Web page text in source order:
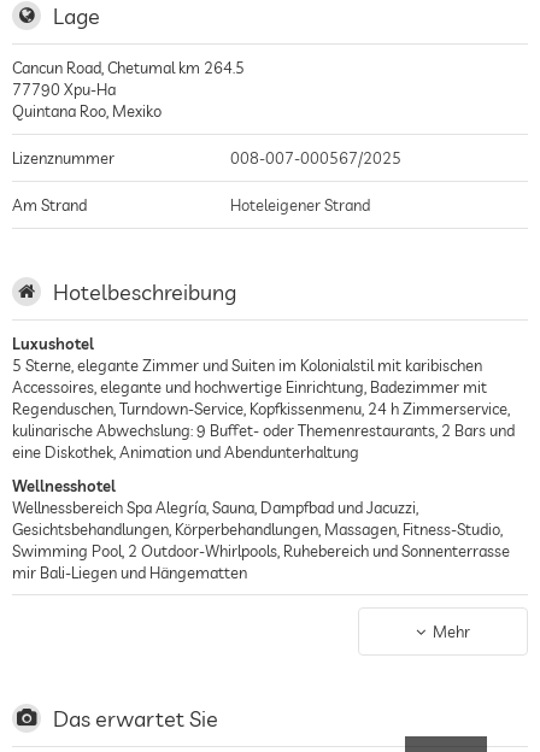
Lage
Cancun Road, Chetumal km 264.5
77790 Xpu-Ha
Quintana Roo Mexiko
Lizenznummer 008-007-000567/2025
Am Strand Hoteleigener Strand
Hotelbeschreibung
Luxushotel
5 Sterne, elegante Zimmer und Suiten im Kolonialstil mit karibischen
Accessoires, elegante und hochwertige Einrichtung, Badezimmer mit
Regenduschen, Turndown-Service, Kopfkissenmenu, 24 h Zimmerservice,
kulinarische Abwechslung: 9 Buffet- oder Themenrestaurants, 2 Bars und
eine Diskothek, Animation und Abendunterhaltung
Wellnesshotel
Wellnessbereich Spa Alegría, Sauna, Dampfbad und Jacuzzi,
Gesichtsbehandlungen, Körperbehandlungen, Massagen, Fitness-Studio,
Swimming Pool, 2 Outdoor-Whirlpools, Ruhebereich und Sonnenterrasse
mir Bali-Liegen und Hängematten
Direkt an der Riviera Maya, einem weißen Sandstrand mit türkisfarbenen
Wasser umgeben von Palmen und dschungelartigen Wäldern und
ins Tauchen finden im Pool statt
Mehr
Das erwartet Sie